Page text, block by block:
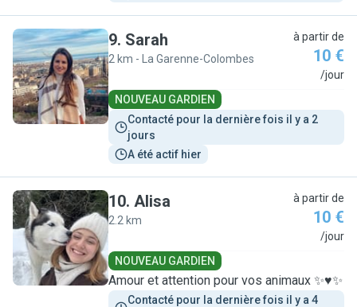
S
9. Sarah
2 km - La Garenne-Colombes
à partir de
10 €
/jour
NOUVEAU GARDIEN
Contacté pour la dernière fois il y a 2
jours
A été actif hier
A
10. Alisa
2.2 km
à partir de
10 €
/jour
NOUVEAU GARDIEN
Amour et attention pour vos animaux ✨♥️✨
Contacté pour la dernière fois il y a 4